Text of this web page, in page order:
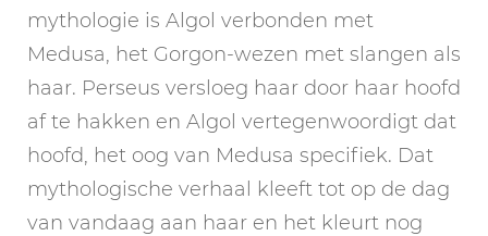
mythologie is Algol verbonden met
Medusa, het Gorgon-wezen met slangen als
haar. Perseus versloeg haar door haar hoofd
af te hakken en Algol vertegenwoordigt dat
hoofd, het oog van Medusa specifiek. Dat
mythologische verhaal kleeft tot op de dag
van vandaag aan haar en het kleurt nog